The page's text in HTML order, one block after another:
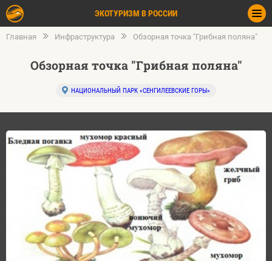
ЭКОТУРИЗМ В РОССИИ
Главная Инфраструктура Обзорная точка "Грибная поляна"
Обзорная точка "Грибная поляна"
НАЦИОНАЛЬНЫЙ ПАРК «СЕНГИЛЕЕВСКИЕ ГОРЫ»